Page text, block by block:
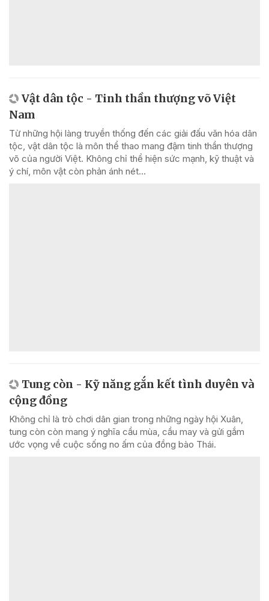
Vật dân tộc - Tinh thần thượng võ Việt
Nam
Từ những hội làng truyền thống đến các giải đấu văn hóa dân
tộc, vật dân tộc là môn thể thao mang đậm tinh thần thượng
võ của người Việt. Không chỉ thể hiện sức mạnh, kỹ thuật và
ý chí, môn vật còn phản ánh nét...
Tung còn - Kỹ năng gắn kết tình duyên và
cộng đồng
Không chỉ là trò chơi dân gian trong những ngày hội Xuân,
tung còn còn mang ý nghĩa cầu mùa, cầu may và gửi gắm
ước vọng về cuộc sống no ấm của đồng bào Thái.